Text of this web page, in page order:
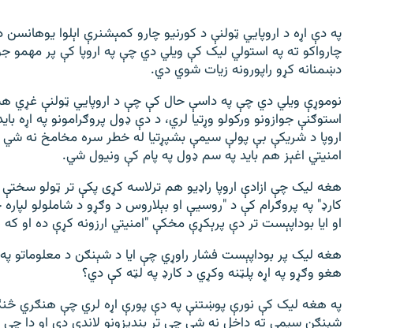
په دې اړه د اروپايي ټولنې د کورنیو چارو کمېشنرې اېلوا
چارواکو ته په استولي لیک کې ویلي دي چې په اروپا کې پر مهمو
دښمنانه کړو راپورونه زیات شوي دي.
نوموړې ویلي دي چې په داسې حال کې چې د اروپايي ټولنې غړي
استوګنې جوازونو ورکولو وړتیا لري، د دې ډول پروګرامونو په
اروپا د شریکې بې پولې سیمې بشپړتیا له خطر سره مخامخ نه شي
امنیتي اغېز هم باید په سم ډول په پام کې ونیول شي.
هغه لیک چې ازادې اروپا راډیو هم ترلاسه کړی پکې تر ټولو
کارډ" په پروګرام کې د "روسیې او بېلاروس د وګړو د شاملولو
او ایا بوداپېست تر دې پرېکړې مخکې "امنیتي ارزونه کړې ده او که
هغه لیک پر بوداپېست فشار راوړي چې ایا د شېنګن د معلوماتو
هغو وګړو په اړه پلټنه وکړي د کارډ په لټه کې دي؟
په هغه لیک کې نورې پوښتنې په دې پورې اړه لري چې هنګري
شېنګن سیمې ته داخل نه شي چې تر بندیزونو لاندې دي او دا